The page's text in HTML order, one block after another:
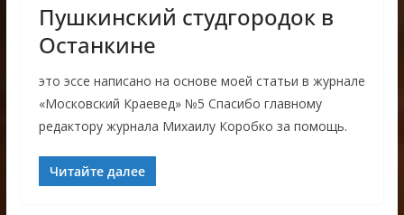
Пушкинский студгородок в
Останкине
это эссе написано на основе моей статьи в журнале
«Московский Краевед» №5 Спасибо главному
редактору журнала Михаилу Коробко за помощь.
Читайте далее